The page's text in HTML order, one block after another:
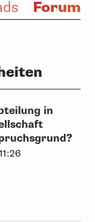
Forum
in